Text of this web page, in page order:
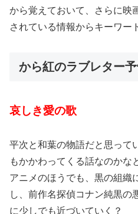
から覚えておいて、さらに映
されている情報からキーワー
から紅のラブレター
哀しき愛の歌
平次と和葉の物語だと思って
もかかわってくる話なのかな
アニメのほうでも、黒の組織
し、前作名探偵コナン純黒の
に少しでも近づいていく？